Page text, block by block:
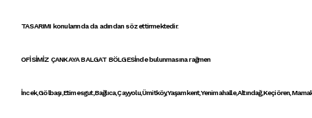
TASARIMIkonularında da adından söz ettirmektedir.
OFİSİMİZ ÇANKAYA BALGAT BÖLGESİnde bulunmasına rağmen